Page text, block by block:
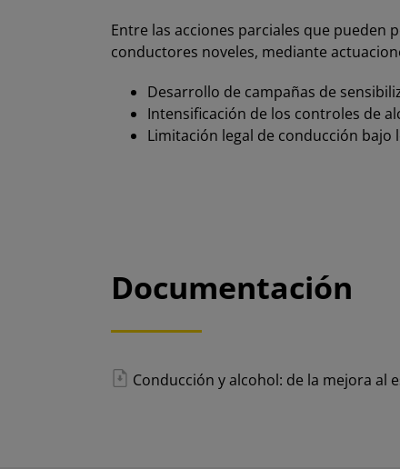
Entre las acciones parciales que pueden
conductores noveles, mediante
Desarrollo de campañas de
Intensificación de los controles de
Limitación legal de conducción bajo
Documentación
Conducción y alcohol: de la mejora al